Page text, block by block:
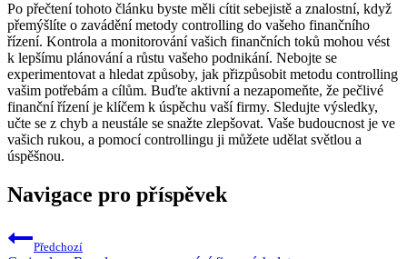
Po přečtení tohoto článku byste měli cítit sebejistě a znalostní, když
přemýšlíte o zavádění metody controlling do vašeho finančního
řízení. Kontrola a monitorování vašich finančních toků mohou vést
k lepšímu plánování a růstu vašeho podnikání. Nebojte se
experimentovat a hledat způsoby, jak přizpůsobit metodu controlling
vašim potřebám a cílům. Buďte aktivní a nezapomeňte, že pečlivé
finanční řízení je klíčem k úspěchu vaší firmy. Sledujte výsledky,
učte se z chyb a neustále se snažte zlepšovat. Vaše budoucnost je ve
vašich rukou, a pomocí controllingu ji můžete udělat světlou a
úspěšnou.
Navigace pro příspěvek
Předchozí